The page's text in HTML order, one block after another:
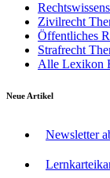
Zivilrecht
Öffentliches
Strafrecht
Alle Lexikon
Neue Artikel
Newsletter